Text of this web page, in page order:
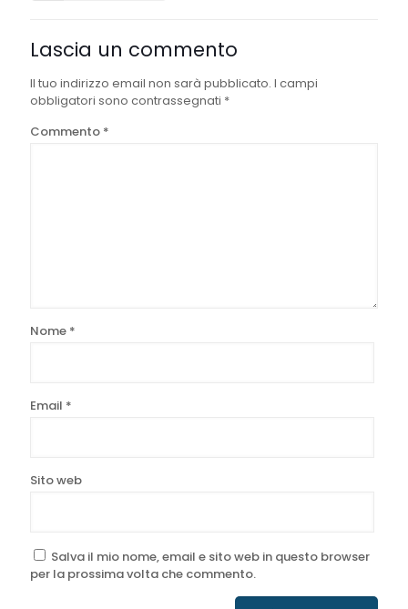
Lascia un commento
Il tuo indirizzo email non sarà pubblicato. I campi
obbligatori sono contrassegnati *
Commento *
Nome *
Email *
Sito web
Salva il mio nome, email e sito web in questo browser
per la prossima volta che commento.